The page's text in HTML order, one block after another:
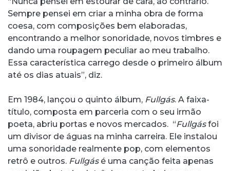
Sempre pensei em criar a minha obra de forma
coesa, com composições bem elaboradas,
encontrando a melhor sonoridade, novos timbres e
dando uma roupagem peculiar ao meu trabalho.
Essa característica carrego desde o primeiro álbum
até os dias atuais”, diz.
Em 1984, lançou o quinto álbum, Fullgás. A faixa-
título, composta em parceria com o seu irmão
poeta, abriu portas e novos mercados. “Fullgásfoi
um divisor de águas na minha carreira. Ele instalou
uma sonoridade realmente pop, com elementos
retrô e outros. Fullgásé uma canção feita apenas